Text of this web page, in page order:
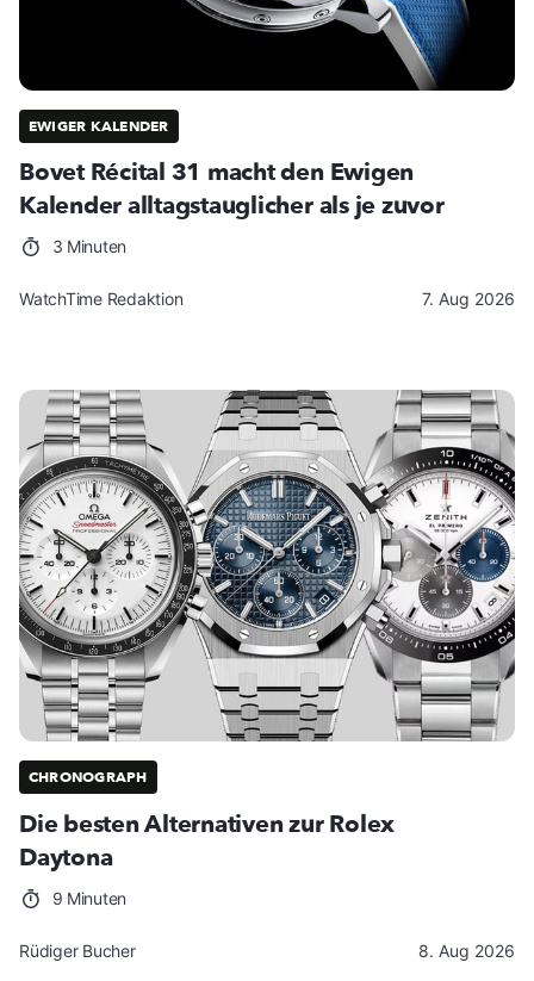
EWIGER KALENDER
Bovet Récital 31 macht den Ewigen
Kalender alltagstauglicher als je zuvor
3 Minuten
WatchTime Redaktion 7. Aug 2026
CHRONOGRAPH
Die besten Alternativen zur Rolex
Daytona
9 Minuten
Rüdiger Bucher 8. Aug 2026